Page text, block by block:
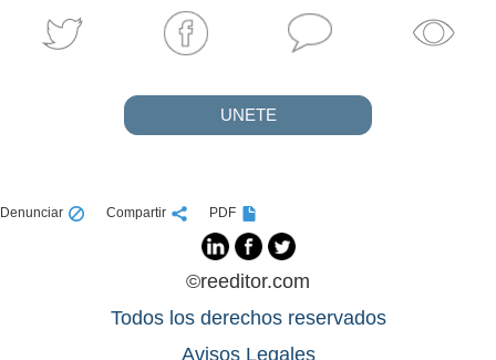
UNETE
Denunciar Compartir PDF
©reeditor.com
Todos los derechos reservados
Avisos Legales